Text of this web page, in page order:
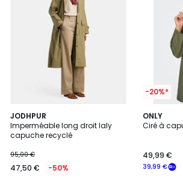
JODHPUR
Imperméable long droit laly
capuche recyclé
95,00 €
47,50 € -50%
-20%*
ONLY
Ciré à
39,99 €
49,99 €
4,6
/ 5